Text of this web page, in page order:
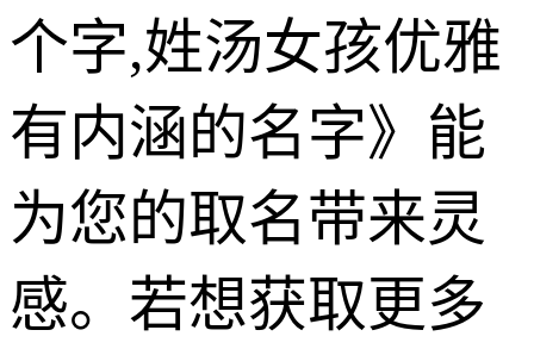
个字,姓汤女孩优雅
有内涵的名字》能
为您的取名带来灵
感。若想获取更多